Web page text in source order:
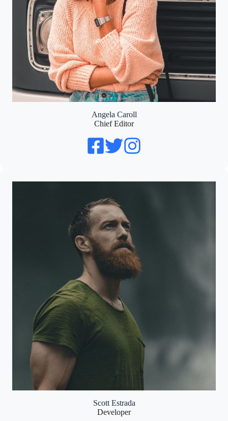
Angela Caroll
Chief Editor
Scott Estrada
Developer